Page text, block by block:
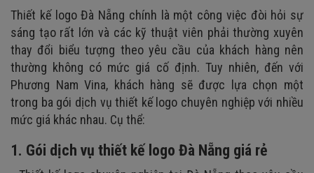
Thiết kế logo Đà Nẵng chính là một công việc đòi hỏi sự
sáng tạo rất lớn và các kỹ thuật viên phải thường xuyên
thay đổi biểu tượng theo yêu cầu của khách hàng nên
thường không có mức giá cố định. Tuy nhiên, đến với
Phương Nam Vina, khách hàng sẽ được lựa chọn một
trong ba gói dịch vụ thiết kế logo chuyên nghiệp với nhiều
mức giá khác nhau. Cụ thể:
1. Gói dịch vụ thiết kế logo Đà Nẵng giá rẻ